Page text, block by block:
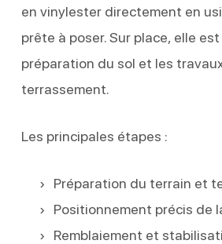
en vinylester directement en
prête à poser. Sur place, elle
préparation du sol et les
terrassement.
Les principales étapes :
Préparation du terrain et
Positionnement précis de
Remblaiement et